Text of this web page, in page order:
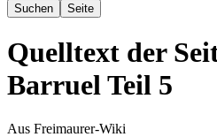
Quelltext der
Barruel Teil 5
Aus Freimaurer-Wiki